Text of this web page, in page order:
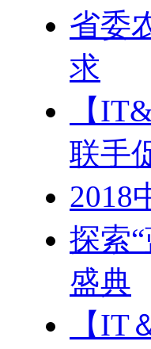
省委
求
【
联手
2018
探索
盛典
【IT